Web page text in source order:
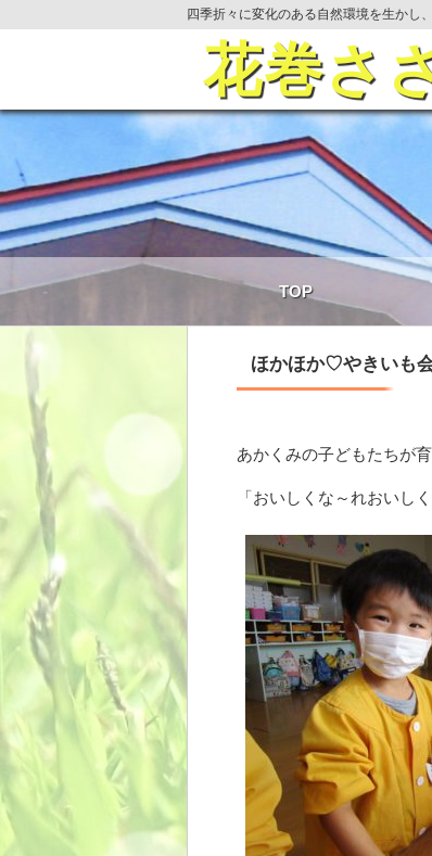
四季折々に変化のある自然環境を生かし
花巻さ
TOP
ほかほか♡やきいも
あかくみの子どもたちが
「おいしくな～れおいし